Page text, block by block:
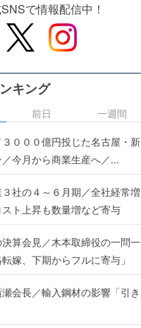
で情報配信中！
キング
０００億円投じた名古屋・新
今月から商業生産へ／...
社の４～６月期／全社経常増
ト上昇も数量増など寄与
算会見／木本取締役の一問一
嫁、下期からフルに寄与」
会長／輸入鋼材の影響「引き
前日 一週間